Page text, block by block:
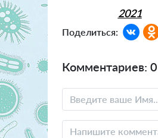
2021
Поделиться:
Комментариев: 0